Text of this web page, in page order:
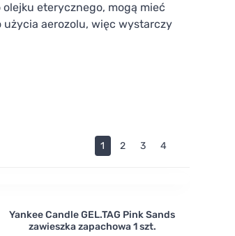
eterycznego, mogą mieć
aerozolu, więc wystarczy
relaks i zdrowie układu
olejkom eterycznym.
1 2 3 4
Yankee Candle GEL.TAG Pink Sands
zawieszka zapachowa 1 szt.